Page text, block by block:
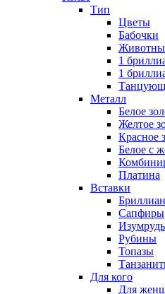
Тип
Цветы
Бабочки
1
1
Металл
Белое
Желтое
Красное
Белое с
Платина
Вставки
Сапфиры
Рубины
Топазы
Для кого
Для